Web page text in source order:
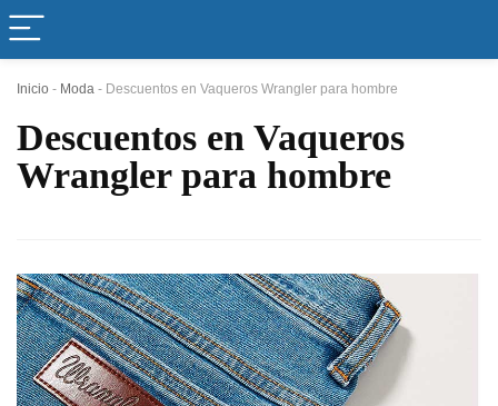
Inicio - Moda - Descuentos en Vaqueros Wrangler para hombre
Descuentos en Vaqueros
Wrangler para hombre